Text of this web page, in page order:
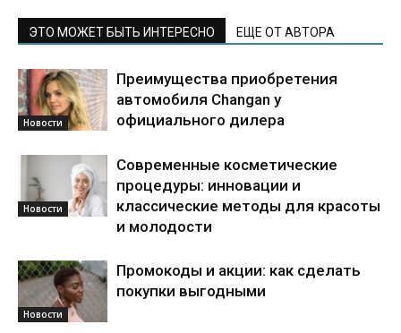
ЭТО МОЖЕТ БЫТЬ ИНТЕРЕСНО ЕЩЕ ОТ АВТОРА
Новости
Преимущества приобретения
автомобиля Changan у
официального дилера
Новости
Современные косметические
процедуры: инновации и
классические методы для красоты
и молодости
Новости
Промокоды и акции: как сделать
покупки выгодными